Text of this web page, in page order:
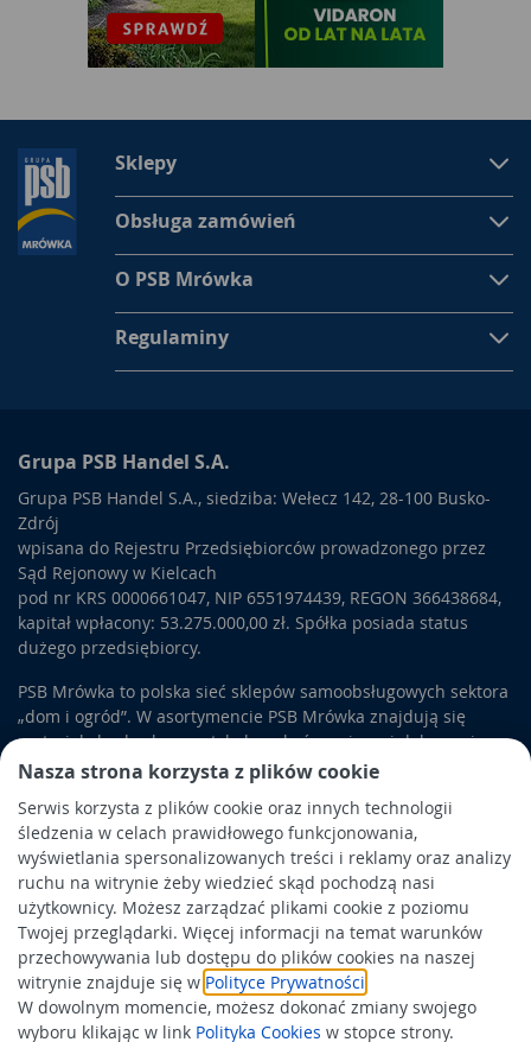
Nasza strona korzysta z plików cookie
Serwis korzysta z plików cookie oraz innych technologii
śledzenia w celach prawidłowego funkcjonowania,
wyświetlania spersonalizowanych treści i reklamy oraz analizy
ruchu na witrynie żeby wiedzieć skąd pochodzą nasi
użytkownicy. Możesz zarządzać plikami cookie z poziomu
Twojej przeglądarki. Więcej informacji na temat warunków
przechowywania lub dostępu do plików cookies na naszej
witrynie znajduje się w Polityce Prywatności
W dowolnym momencie, możesz dokonać zmiany swojego
wyboru klikając w link Polityka Cookies w stopce strony.
Sklepy
Obsługa zamówień
O PSB Mrówka
Regulaminy
Grupa PSB Handel S.A.
Grupa PSB Handel S.A., siedziba: Wełecz 142, 28-100 Busko-
Zdrój
wpisana do Rejestru Przedsiębiorców prowadzonego przez
Sąd Rejonowy w Kielcach
pod nr KRS 0000661047, NIP 6551974439, REGON 366438684,
kapitał wpłacony: 53.275.000,00 zł. Spółka posiada status
dużego przedsiębiorcy.
PSB Mrówka to polska sieć sklepów samoobsługowych sektora
„dom i ogród”. W asortymencie PSB Mrówka znajdują się
materiały budowlane, artykuły wykończeniowe i dekoracyjne,
wyposażenie łazienek i kuchni, elektronarzędzia, a także
artykuły związane z ogrodem i otoczeniem domu.
Obowiązek informacyjny
Polityka prywatności
Polityka Cookies
Odbiór zużytego sprzętu
Wspierają nas: